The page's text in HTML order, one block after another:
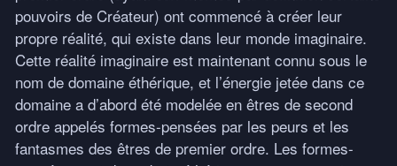
pouvoirs de Créateur) ont commencé à créer leur
propre réalité, qui existe dans leur monde imaginaire.
Cette réalité imaginaire est maintenant connu sous le
nom de domaine éthérique, et l’énergie jetée dans ce
domaine a d’abord été modelée en êtres de second
ordre appelés formes-pensées par les peurs et les
fantasmes des êtres de premier ordre. Les formes-